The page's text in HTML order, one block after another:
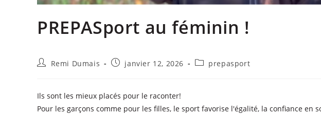
PREPASport au féminin !
Remi Dumais janvier 12, 2026 prepasport
Ils sont les mieux placés pour le raconter!
Pour les garçons comme pour les filles, le sport favorise l'égalité, la confiance en